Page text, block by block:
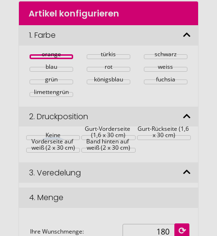
Zum
Anfang
Bildgalerie
Artikel konfigurieren
1. Farbe
orange türkis
schwarz
blau
rot
weiss
grün
königsblau
fuchsia
limettengrün
2. Druckposition
Keine
Gurt-Vorderseite
(1,6 x 30 cm)
Gurt-Rückseite (1,6
x 30 cm)
Vorderseite auf
weiß (2 x 30 cm)
Band hinten auf
weiß (2 x 30 cm)
3. Veredelung
4. Menge
Ihre Wunschmenge: